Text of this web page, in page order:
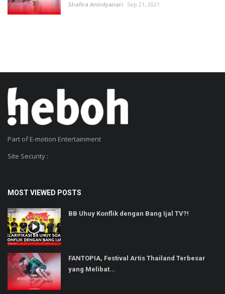
Shafira Anindyanari Sep 21, 2021
Part of E-motion Entertainment
Site Security :
MOST VIEWED POSTS
BB Uhuy Konflik dengan Bang Ijal TV?!
FANTOPIA, Festival Artis Thailand Terbesar
yang Melibat...